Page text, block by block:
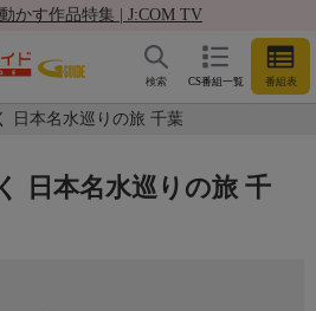
かす作品特集 | J:COM TV
CS番組一覧 番組表
検索
日本名水巡りの旅 千葉
日本名水巡りの旅 千